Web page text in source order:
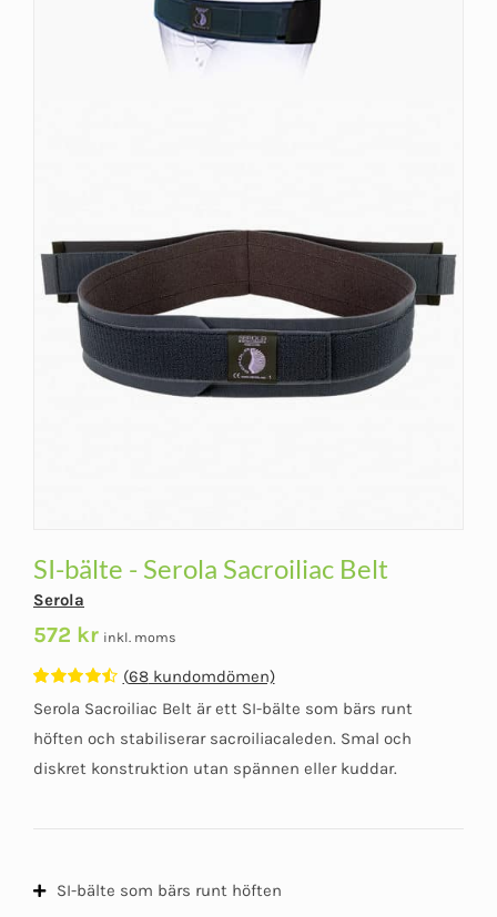
SI-bälte - Serola Sacroiliac Belt
Serola
572 kr inkl. moms
Betygsatt
4.51av 5
baserat på
68
(68kundomdömen)
Serola Sacroiliac Belt är ett SI-bälte som bärs runt
höften och stabiliserar sacroiliacaleden. Smal och
diskret konstruktion utan spännen eller kuddar.
SI-bälte som bärs runt höften